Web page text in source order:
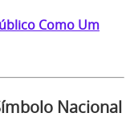
Como Um
Nacional